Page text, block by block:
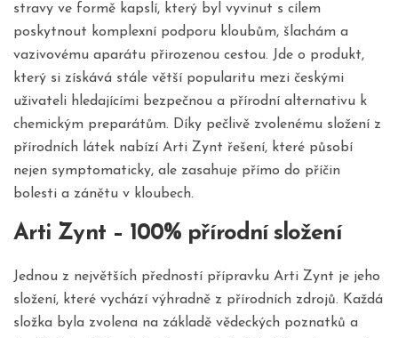
stravy ve formě kapslí, který byl vyvinut s cílem
poskytnout komplexní podporu kloubům, šlachám a
vazivovému aparátu přirozenou cestou. Jde o produkt,
který si získává stále větší popularitu mezi českými
uživateli hledajícími bezpečnou a přírodní alternativu k
chemickým preparátům. Díky pečlivě zvolenému složení z
přírodních látek nabízí Arti Zynt řešení, které působí
nejen symptomaticky, ale zasahuje přímo do příčin
bolesti a zánětu v kloubech.
Arti Zynt – 100% přírodní složení
Jednou z největších předností přípravku Arti Zynt je jeho
složení, které vychází výhradně z přírodních zdrojů. Každá
složka byla zvolena na základě vědeckých poznatků a